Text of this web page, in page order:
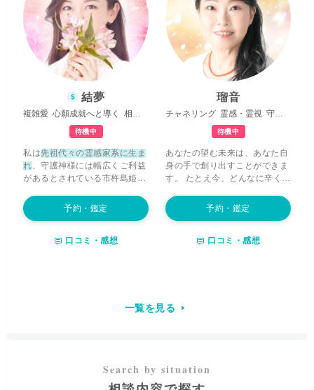
いる穴も、必ず闇を抜けて光へ
と向かう突破口があるはず
す。 あなたが私をこうして見つ
けてくださったように、私も全
力であなたの光をお探し致しま
自身の自己整理をお手伝いさせ
て頂きながら、対象者様のお名
洋占星術を主体にご希望に添い
ながら深く視させて頂きます。
なことも、ひとつわかるだけで
「なんだ、そんなことだったの
か」と、ふと肩の力が抜けてし
まうものです。 怖さや不安が取
れて自然に軽やかに自力で最善
を掴んで頂ける、そんな時間に
一人一人の命の数だけ、それぞ
どんなことで
持ちを抱えている方...今どんな
状況にいたとしても、私はいつ
でもあなた様の味方ですよ。 ご
相談内容はどのようなことでも
大丈夫です。周りの誰にも話す
ことができないことでも、まず
はお話しをお聞かせください。
望む未来を手に入れることが出
番に願い誠心誠意占わせていた
だきます。幸せへの第一歩を共
結夢
複雑愛 心願成就へと導く 相手の気持ち
待機中
私は先祖代々の霊感家系に生ま
れ、守護神様には幅広くご利益
があるとされている市杵島姫命
しゃいます。幼き時より波乱万
丈で生きづらさを強く感じなが
降ってきたり、自分自身が突然
高次元から私への大切なメッセ
重ね、この「力」を自分のもの
にしてからは、ご相談者様のお
予約・鑑定
口コミ・感想
瑠音
チャネリング 霊感・霊視 守護霊対話
待機中
あなたの望む未来は、あなた自
身の手で創り出すことができま
す。 たとえ今、どんなに辛く苦
丈夫。
今この瞬間から、意識と
行動を少しずつ変えていく
こと
ち溢れたものへと変わっていき
まうこともあるでしょう。 けれ
ます。 どうかひとりで抱え込ま
ないでください。 あなたが
予約・鑑定
口コミ・感想
一覧を見る